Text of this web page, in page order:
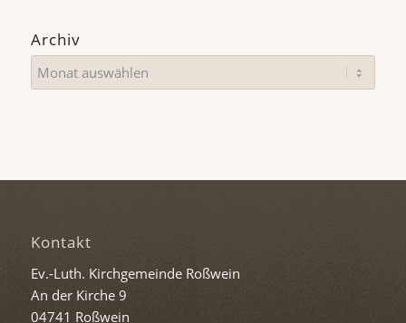
Archiv
Kontakt
Ev.-Luth. Kirchgemeinde Roßwein
An der Kirche 9
04741 Roßwein